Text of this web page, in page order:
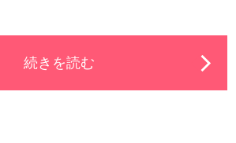
続きを読む